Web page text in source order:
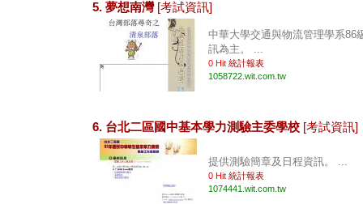
5. 夢想南灣 [考試資訊]
中華大學交通與物流管理學系86
訊為主。 ...
0 Hit 統計報表
1058722.wit.com.tw
6. 台北二區國中基本學力測驗主委學校 [考試資訊]
提供測驗簡章及日程資訊。 ...
0 Hit 統計報表
1074441.wit.com.tw